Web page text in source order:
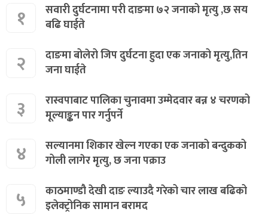
१
सवारी दुर्घटनामा परी दाङमा ७२ जनाको मृत्यु ,छ सय
बढि घाईते
२
दाङमा बोलेरो जिप दुर्घटना हुदा एक जनाको मृत्यु,तिन
जना घाईते
३
रास्वपाबाट पालिका चुनावमा उम्मेदवार बन्न ४ चरणको
मूल्याङ्कन पार गर्नुपर्ने
४
सल्यानमा शिकार खेल्न गएका एक जनाको बन्दुकको
गोली लागेर मृत्यु, छ जना पक्राउ
५
काठमाण्डौ देखी दाङ ल्याउदै गरेको चार लाख बढिको
इलेक्ट्रोनिक सामान बरामद